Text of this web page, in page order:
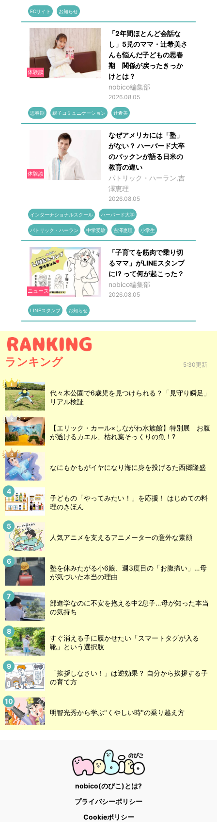
ECサイト お知らせ
体験談
「2年間ほとんど会話な
し」5児のママ・辻希美さ
んも悩んだ子どもの思春
期 関係が戻ったきっか
けとは？
nobico編集部
2026.08.05
思春期 親子コミュニケーション 辻希美
体験談
なぜアメリカには「塾」
がない？ ハーバード大卒
のパックンが語る日米の
教育の違い
パトリック・ハーラン,吉
澤恵理
2026.08.05
インターナショナルスクール ハーバード大学
パトリック・ハーラン 中学受験 吉澤恵理 小学生
ニュース
「子育てを筋肉で乗り切
るママ」がLINEスタンプ
に!? って何が起こった？
nobico編集部
2026.08.05
LINEスタンプ お知らせ
ランキング 5:30更新
代々木公園で6歳児を見つけられる？「見守り瞬足」
リアル検証
【エリック・カール×しながわ水族館】特別展 お腹
が透けるカエル、枯れ葉そっくりの魚！?
なにもかもがイヤになり海に身を投げるた西郷隆盛
子どもの「やってみたい！」を応援！ はじめての料
理のきほん
人気アニメを支えるアニメーターの意外な素顔
塾を休みたがる小6娘、週3度目の「お腹痛い」…母
が気づいた本当の理由
部進学なのに不安を抱える中2息子…母が知った本当
の気持ち
すぐ消える子に履かせたい「スマートタグが入る
靴」という選択肢
「挨拶しなさい！」は逆効果？ 自分から挨拶する子
の育て方
明智光秀から学ぶ"くやしい時"の乗り越え方
nobico(のびこ)とは?
プライバシーポリシー
Cookieポリシー